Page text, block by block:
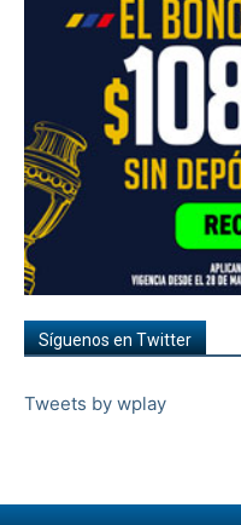
Síguenos en Twitter
Tweets by wplay